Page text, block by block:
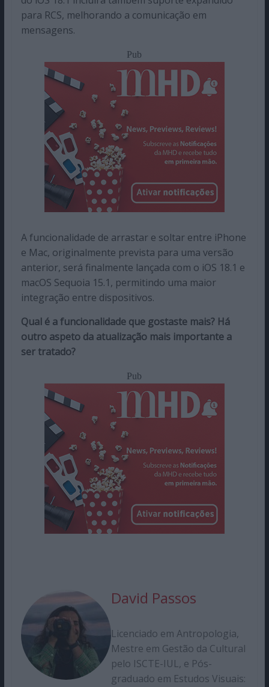
para RCS, melhorando a comunicação em
mensagens.
Pub
A funcionalidade de arrastar e soltar entre iPhone
e Mac, originalmente prevista para uma versão
anterior, será finalmente lançada com o iOS 18.1 e
macOS Sequoia 15.1, permitindo uma maior
integração entre dispositivos.
Qual é a funcionalidade que gostaste mais? Há
outro aspeto da atualização mais importante a
ser tratado?
Pub
David Passos
Licenciado em Antropologia,
Mestre em Gestão da Cultural
pelo ISCTE-IUL, e Pós-
graduado em Estudos Visuais: